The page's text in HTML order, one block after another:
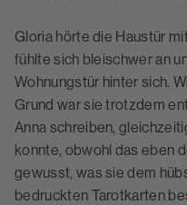
Gloria hörte die Haustür
fühlte sich bleischwer an
Wohnungstür hinter sich.
Grund war sie trotzdem
Anna schreiben,
konnte, obwohl das eben
gewusst, was sie dem
bedruckten Tarotkarten